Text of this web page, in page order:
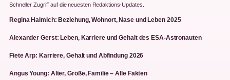
Schneller Zugriff auf die neuesten Redaktions-Updates.
Regina Halmich: Beziehung, Wohnort, Nase und Leben 2025
Alexander Gerst: Leben, Karriere und Gehalt des ESA-Astronauten
Fiete Arp: Karriere, Gehalt und Abfindung 2026
Angus Young: Alter, Größe, Familie – Alle Fakten